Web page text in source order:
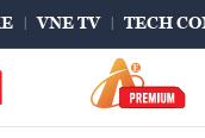
VNE TV TECH